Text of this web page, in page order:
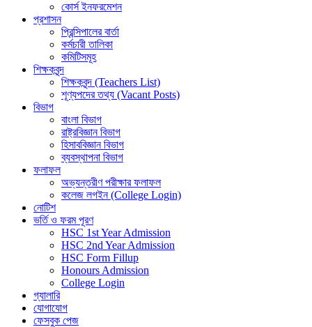
কোর্স ইনফরমেশন
প্রশাসন
প্রিন্সিপালের বার্তা
কর্মচারী তালিকা
কমিটিসমূহ
শিক্ষকবৃন্দ
শিক্ষকবৃন্দ (Teachers List)
শূণ্যপদের তথ্য (Vacant Posts)
বিভাগ
বাংলা বিভাগ
রাষ্ট্রবিজ্ঞান বিভাগ
হিসাববিজ্ঞান বিভাগ
ব্যবস্থাপনা বিভাগ
ফলাফল
অভ্যন্তরীণ পরীক্ষার ফলাফল
কলেজ লগইন (College Login)
নোটিশ
ভর্তি ও ফরম পূরণ
HSC 1st Year Admission
HSC 2nd Year Admission
HSC Form Fillup
Honours Admission
College Login
গ্যালারি
যোগাযোগ
ফেসবুক পেজ